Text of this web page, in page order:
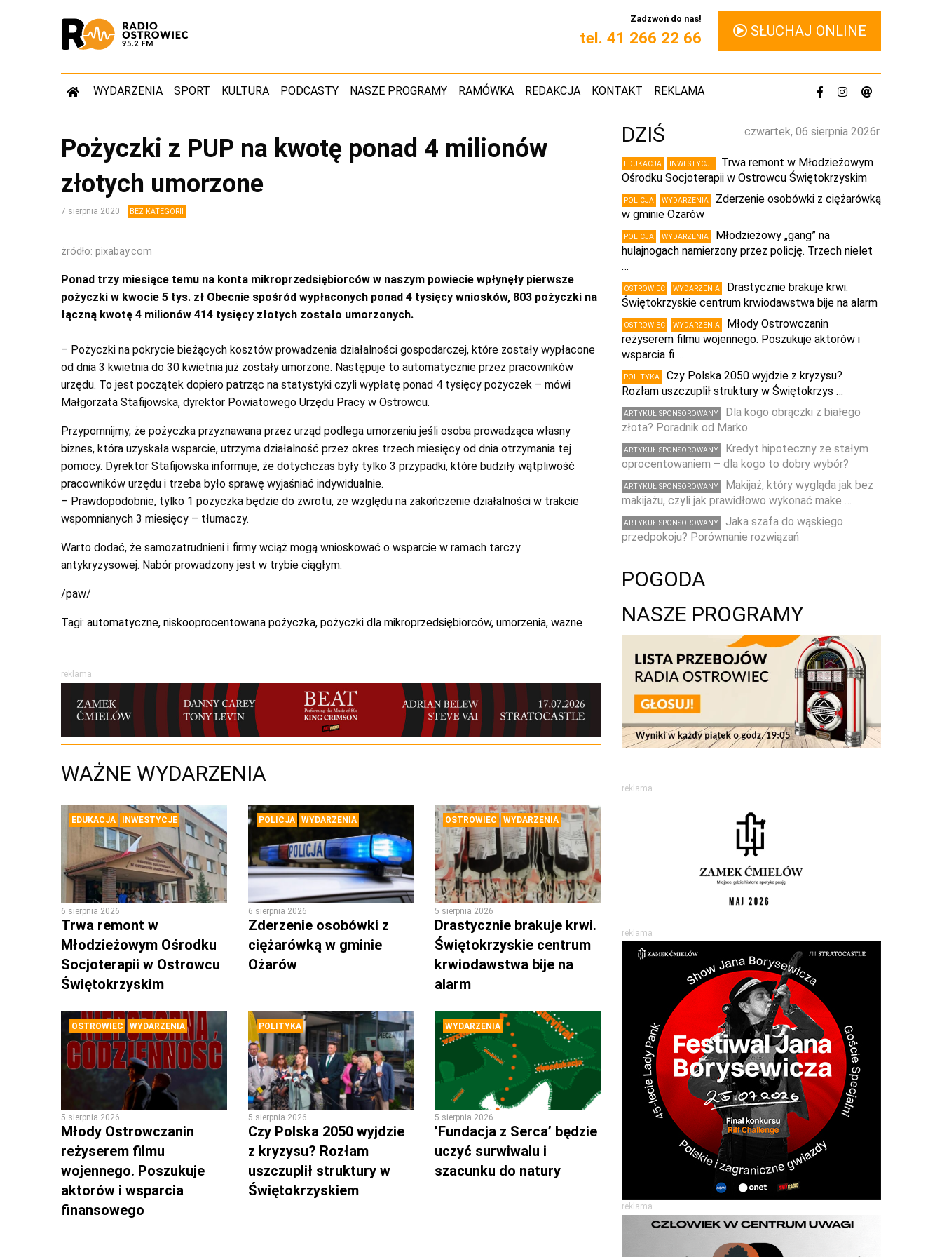
Zadzwoń do nas!
tel. 41 266 22 66 SŁUCHAJ ONLINE
WYDARZENIA SPORT KULTURA PODCASTY NASZE PROGRAMY RAMÓWKA REDAKCJA KONTAKT REKLAMA
Pożyczki z PUP na kwotę ponad 4 milionów
złotych umorzone
7 sierpnia 2020 BEZ KATEGORII
żródło: pixabay.com
Ponad trzy miesiące temu na konta mikroprzedsiębiorców w naszym powiecie wpłynęły pierwsze
pożyczki w kwocie 5 tys. zł Obecnie spośród wypłaconych ponad 4 tysięcy wniosków, 803 pożyczki na
łączną kwotę 4 milionów 414 tysięcy złotych zostało umorzonych.
– Pożyczki na pokrycie bieżących kosztów prowadzenia działalności gospodarczej, które zostały wypłacone
od dnia 3 kwietnia do 30 kwietnia już zostały umorzone. Następuje to automatycznie przez pracowników
urzędu. To jest początek dopiero patrząc na statystyki czyli wypłatę ponad 4 tysięcy pożyczek – mówi
Małgorzata Stafijowska, dyrektor Powiatowego Urzędu Pracy w Ostrowcu.
Przypomnijmy, że pożyczka przyznawana przez urząd podlega umorzeniu jeśli osoba prowadząca własny
biznes, która uzyskała wsparcie, utrzyma działalność przez okres trzech miesięcy od dnia otrzymania tej
pomocy. Dyrektor Stafijowska informuje, że dotychczas były tylko 3 przypadki, które budziły wątpliwość
pracowników urzędu i trzeba było sprawę wyjaśniać indywidualnie.
– Prawdopodobnie, tylko 1 pożyczka będzie do zwrotu, ze względu na zakończenie działalności w trakcie
wspomnianych 3 miesięcy – tłumaczy.
Warto dodać, że samozatrudnieni i firmy wciąż mogą wnioskować o wsparcie w ramach tarczy
antykryzysowej. Nabór prowadzony jest w trybie ciągłym.
/paw/
Tagi: automatyczne, niskooprocentowana pożyczka, pożyczki dla mikroprzedsiębiorców, umorzenia, wazne
reklama
WAŻNE WYDARZENIA
EDUKACJA INWESTYCJE
6 sierpnia 2026
Trwa remont w
Młodzieżowym Ośrodku
Socjoterapii w Ostrowcu
Świętokrzyskim
POLICJA WYDARZENIA
6 sierpnia 2026
Zderzenie osobówki z
ciężarówką w gminie
Ożarów
OSTROWIEC WYDARZENIA
5 sierpnia 2026
Drastycznie brakuje krwi.
Świętokrzyskie centrum
krwiodawstwa bije na
alarm
OSTROWIEC WYDARZENIA
5 sierpnia 2026
Młody Ostrowczanin
reżyserem filmu
wojennego. Poszukuje
aktorów i wsparcia
finansowego
POLITYKA
5 sierpnia 2026
Czy Polska 2050 wyjdzie
z kryzysu? Rozłam
uszczuplił struktury w
Świętokrzyskiem
WYDARZENIA
5 sierpnia 2026
’Fundacja z Serca’ będzie
uczyć surwiwalu i
szacunku do natury
czwartek, 06 sierpnia 2026r.
DZIŚ
EDUKACJA INWESTYCJE
Trwa remont w Młodzieżowym
Ośrodku Socjoterapii w Ostrowcu Świętokrzyskim
POLICJA WYDARZENIA
Zderzenie osobówki z ciężarówką
w gminie Ożarów
POLICJA WYDARZENIA
Młodzieżowy „gang” na
hulajnogach namierzony przez policję. Trzech nielet
…
OSTROWIEC WYDARZENIA
Drastycznie brakuje krwi.
Świętokrzyskie centrum krwiodawstwa bije na alarm
OSTROWIEC WYDARZENIA
Młody Ostrowczanin
reżyserem filmu wojennego. Poszukuje aktorów i
wsparcia fi …
POLITYKA
Czy Polska 2050 wyjdzie z kryzysu?
Rozłam uszczuplił struktury w Świętokrzys …
ARTYKUŁ SPONSOROWANY
Dla kogo obrączki z białego
złota? Poradnik od Marko
ARTYKUŁ SPONSOROWANY
Kredyt hipoteczny ze stałym
oprocentowaniem – dla kogo to dobry wybór?
ARTYKUŁ SPONSOROWANY
Makijaż, który wygląda jak bez
makijażu, czyli jak prawidłowo wykonać make …
ARTYKUŁ SPONSOROWANY
Jaka szafa do wąskiego
przedpokoju? Porównanie rozwiązań
POGODA
NASZE PROGRAMY
reklama
reklama
reklama